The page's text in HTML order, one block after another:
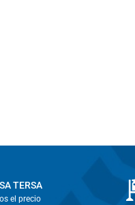
TERSA
el precio